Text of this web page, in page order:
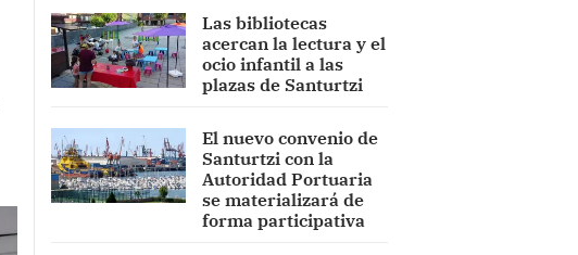
Las bibliotecas
acercan la lectura y el
ocio infantil a las
plazas de Santurtzi
El nuevo convenio de
Santurtzi con la
Autoridad Portuaria
se materializará de
forma participativa